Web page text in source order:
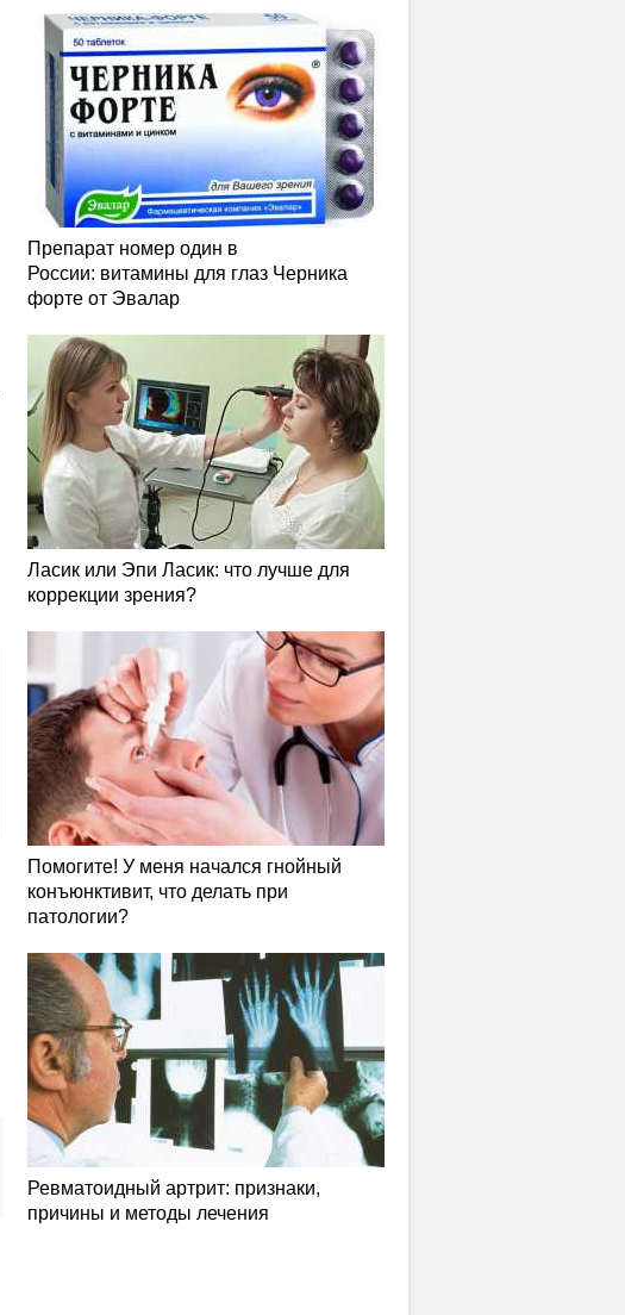
Препарат номер один в
России: витамины для глаз Черника
форте от Эвалар
Ласик или Эпи Ласик: что лучше для
коррекции зрения?
Помогите! У меня начался гнойный
конъюнктивит, что делать при
патологии?
Ревматоидный артрит: признаки,
причины и методы лечения